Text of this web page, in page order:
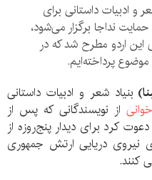
و ادبیات داستانی برای
نداجا برگزار می‌شود،
این اردو مطرح شد که در
پرداخته‌ایم.
بنیاد شعر و ادبیات داستانی
از نویسندگانی که پس از
کرد برای دیدار پنج‌روزه از
نیروی دریایی ارتش جمهوری
کنند.